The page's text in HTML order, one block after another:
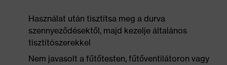
Használat után tisztítsa meg a durva
szennyeződésektől, majd kezelje általános
tisztítószerekkel
Nem javasolt a fűtőtesten, fűtőventilátoron vagy